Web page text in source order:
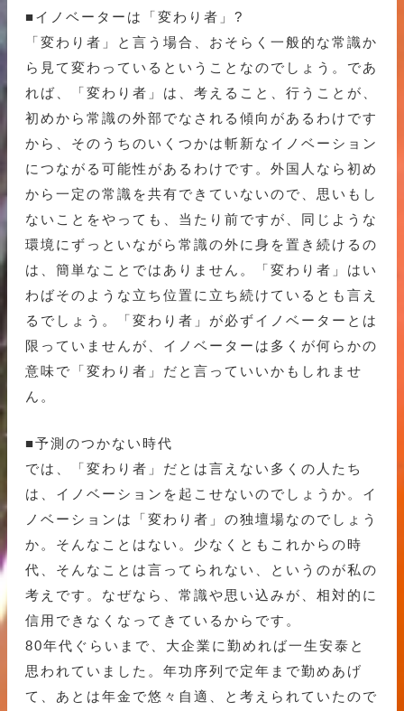
■イノベーターは「変わり者」?
「変わり者」と言う場合、おそらく一般的な常識か
ら見て変わっているということなのでしょう。であ
れば、「変わり者」は、考えること、行うことが、
初めから常識の外部でなされる傾向があるわけです
から、そのうちのいくつかは斬新なイノベーション
につながる可能性があるわけです。外国人なら初め
から一定の常識を共有できていないので、思いもし
ないことをやっても、当たり前ですが、同じような
環境にずっといながら常識の外に身を置き続けるの
は、簡単なことではありません。「変わり者」はい
わばそのような立ち位置に立ち続けているとも言え
るでしょう。「変わり者」が必ずイノベーターとは
限っていませんが、イノベーターは多くが何らかの
意味で「変わり者」だと言っていいかもしれませ
ん。
■予測のつかない時代
では、「変わり者」だとは言えない多くの人たち
は、イノベーションを起こせないのでしょうか。イ
ノベーションは「変わり者」の独壇場なのでしょう
か。そんなことはない。少なくともこれからの時
代、そんなことは言ってられない、というのが私の
考えです。なぜなら、常識や思い込みが、相対的に
信用できなくなってきているからです。
80年代ぐらいまで、大企業に勤めれば一生安泰と
思われていました。年功序列で定年まで勤めあげ
て、あとは年金で悠々自適、と考えられていたので